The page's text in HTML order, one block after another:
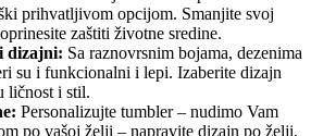
prihvatljivom opcijom. Smanjite svoj
zaštiti životne sredine.
dizajni: Sa raznovrsnim bojama, dezenima
su i funkcionalni i lepi. Izaberite dizajn
ličnost i stil.
Personalizujte tumbler – nudimo Vam
po vašoj želji – napravite dizajn po želji,